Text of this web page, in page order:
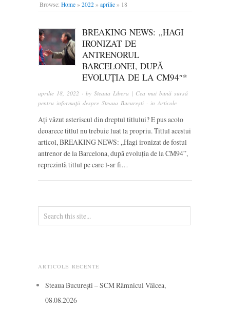
Browse: Home » 2022 » aprilie » 18
BREAKING NEWS: „HAGI
IRONIZAT DE
ANTRENORUL
BARCELONEI, DUPĂ
EVOLUȚIA DE LA CM94″*
aprilie 18, 2022 · by Steaua Libera | Cea mai bună sursă
pentru informații despre Steaua București · in Articole
Ați văzut asteriscul din dreptul titlului? E pus acolo
deoarece titlul nu trebuie luat la propriu. Titlul acestui
articol, BREAKING NEWS: „Hagi ironizat de fostul
antrenor de la Barcelona, după evoluția de la CM94”,
reprezintă titlul pe care l-ar fi…
ARTICOLE RECENTE
Steaua București – SCM Râmnicul Vâlcea,
08.08.2026